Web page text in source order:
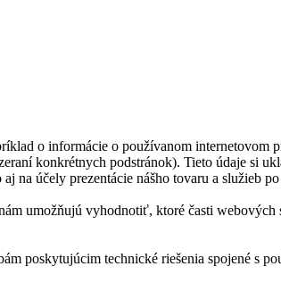
o informácie o používanom internetovom
konkrétnych podstránok). Tieto údaje si
na účely prezentácie nášho tovaru a služieb
umožňujú vyhodnotiť, ktoré časti webových
poskytujúcim technické riešenia spojené s